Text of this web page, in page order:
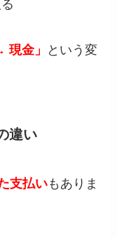
金」
という変
違い
支払いもありま